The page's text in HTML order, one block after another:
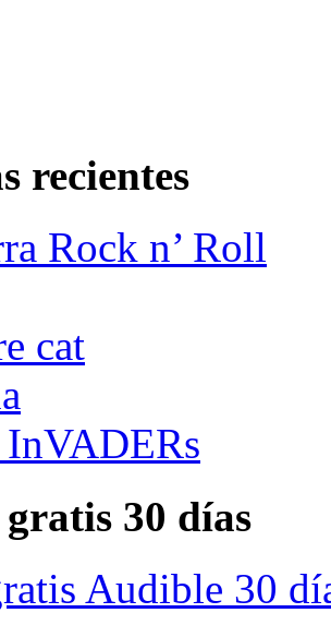
recientes
Rock n’ Roll
cat
InVADERs
30 días
Audible 30